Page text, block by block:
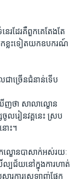
រដែរគឺពួកគេតែងតែ
កខ្លះទៀតយកឧបករណ៍
ាច្រើនជំនាន់ទើប
ើញថា សាលាល្ខោន
លរៀនវគ្គនេះ ស្រប
ោះ។
ល្ខោនបាសាក់អស់រយៈ
ល្បជ័យនៅក្នុងការហាត់
រការស្រឡាញ់ផ្នែក